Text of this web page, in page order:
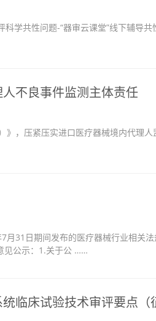
学共性问题-“器审云课堂”线下辅导共
不良事件监测主体责任
，压紧压实进口医疗器械境内代理人
月31日期间发布的医疗器械行业相关
见公示：1.关于公 ……
临床试验技术审评要点（